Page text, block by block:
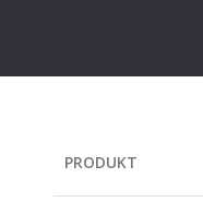
PRODUKT